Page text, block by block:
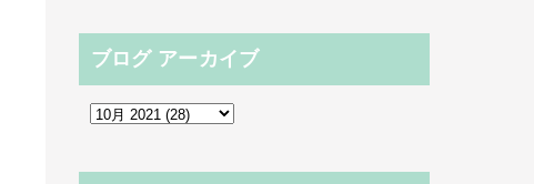
ブログ アーカイブ